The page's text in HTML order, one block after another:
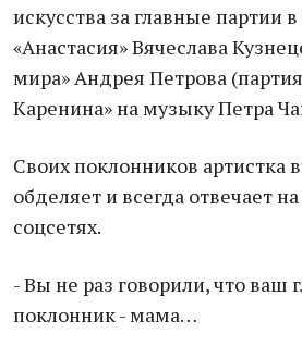
искусства за главные партии
«Анастасия» Вячеслава
мира» Андрея Петрова
Каренина» на музыку Петра
Своих поклонников артистка
обделяет и всегда отвечает
соцсетях.
- Вы не раз говорили, что ваш
поклонник - мама…